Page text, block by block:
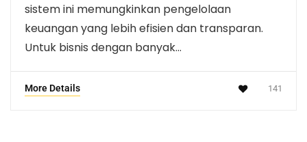
sistem ini memungkinkan pengelolaan
keuangan yang lebih efisien dan transparan.
Untuk bisnis dengan banyak…
More Details 141